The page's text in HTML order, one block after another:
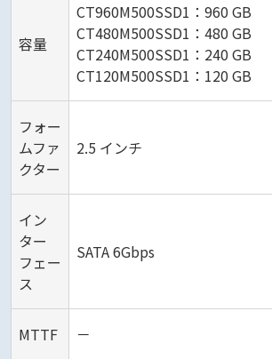
容量
CT960M500SSD1：960 GB
CT480M500SSD1：480 GB
CT240M500SSD1：240 GB
CT120M500SSD1：120 GB
フォー
ムファ
クター
2.5 インチ
イン
ター
フェー
ス
SATA 6Gbps
MTTF －